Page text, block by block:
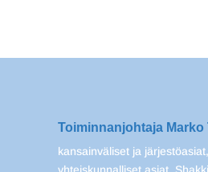
Toiminnanjohtaja Marko
kansainväliset ja
yhteiskunnalliset asiat,